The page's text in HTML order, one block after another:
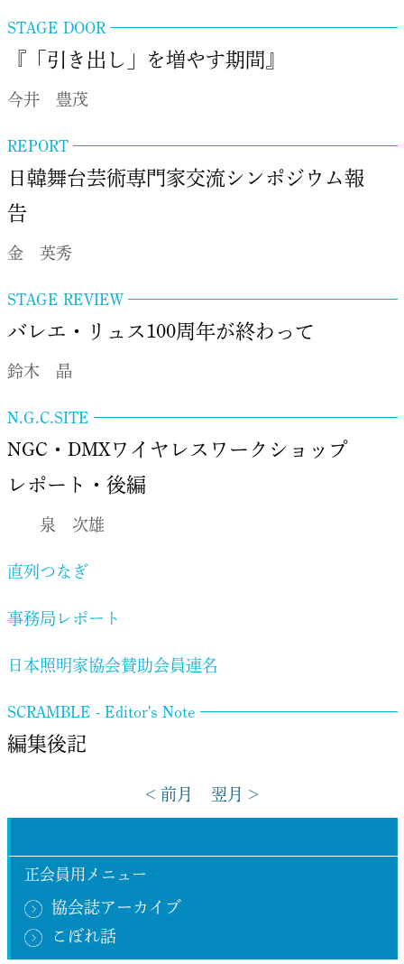
正会員用メニュー
協会誌アーカイブ
こぼれ話
STAGE DOOR
『「引き出し」を増やす期間』
今井 豊茂
REPORT
日韓舞台芸術専門家交流シンポジウム報
告
金 英秀
STAGE REVIEW
バレエ・リュス100周年が終わって
鈴木 晶
N.G.C.SITE
NGC・DMXワイヤレスワークショップ
レポート・後編
泉 次雄
直列つなぎ
事務局レポート
日本照明家協会賛助会員連名
SCRAMBLE - Editor's Note
編集後記
< 前月 翌月 >